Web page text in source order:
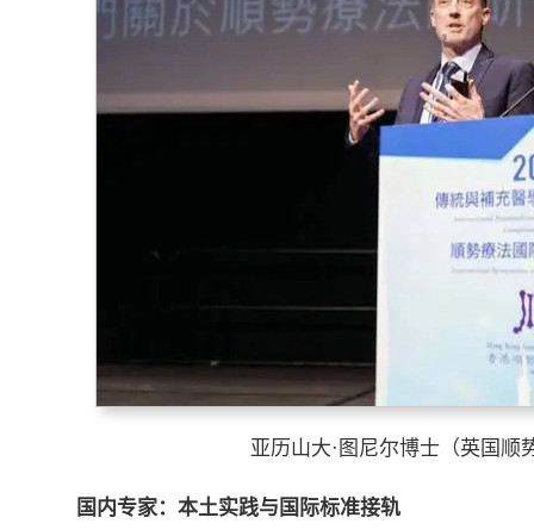
亚历山大·图尼尔博士（英国顺
国内专家：本土实践与国际标准接轨